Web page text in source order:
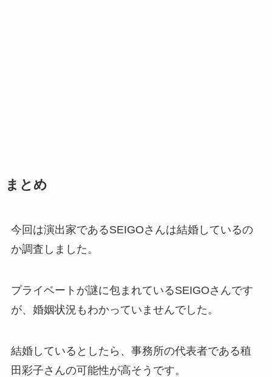
まとめ
今回は演出家であるSEIGOさんは結婚しているの
か調査しました。
プライベートが謎に包まれているSEIGOさんです
が、婚姻状況もわかっていませんでした。
結婚しているとしたら、事務所の代表者である稙
田彩子さんの可能性が高そうです。